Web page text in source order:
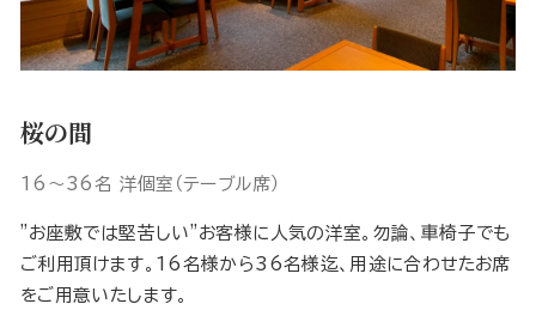
桜の間
16～36名 洋個室（テーブル席）
”お座敷では堅苦しい”お客様に人気の洋室。勿論、車椅子でも
ご利用頂けます。16名様から36名様迄、用途に合わせたお席
をご用意いたします。